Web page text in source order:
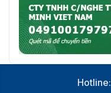
Hotline: